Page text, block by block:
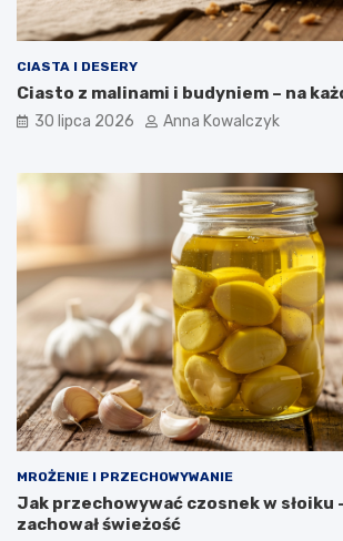
CIASTA I DESERY
Ciasto z malinami i budyniem – na
30 lipca 2026 Anna Kowalczyk
MROŻENIE I PRZECHOWYWANIE
Jak przechowywać czosnek w słoiku
zachował świeżość